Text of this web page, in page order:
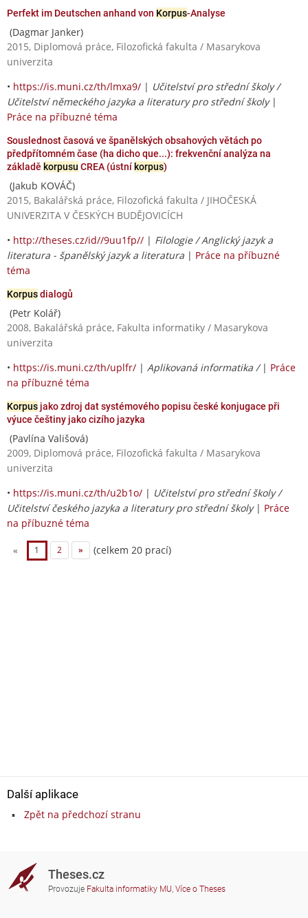
Perfekt im Deutschen anhand von Korpus-Analyse
(Dagmar Janker)
2015, Diplomová práce, Filozofická fakulta / Masarykova
univerzita
• https://is.muni.cz/th/lmxa9/ | Učitelství pro střední školy /
Učitelství německého jazyka a literatury pro střední školy|
Práce na příbuzné téma
Souslednost časová ve španělských obsahových větách po
předpřítomném čase (ha dicho que...): frekvenční analýza na
základě korpusu CREA (ústní korpus)
(Jakub KOVÁČ)
2015, Bakalářská práce, Filozofická fakulta / JIHOČESKÁ
UNIVERZITA V ČESKÝCH BUDĚJOVICÍCH
• http://theses.cz/id//9uu1fp// | Filologie / Anglický jazyk a
literatura - španělský jazyk a literatura | Práce na příbuzné
téma
Korpusdialogů
(Petr Kolář)
2008, Bakalářská práce, Fakulta informatiky / Masarykova
univerzita
• https://is.muni.cz/th/uplfr/ | Aplikovaná informatika / | Práce
na příbuzné téma
Korpus jako zdroj dat systémového popisu české konjugace při
výuce češtiny jako cizího jazyka
(Pavlína Vališová)
2009, Diplomová práce, Filozofická fakulta / Masarykova
univerzita
• https://is.muni.cz/th/u2b1o/ | Učitelství pro střední školy /
Učitelství českého jazyka a literatury pro střední školy| Práce
na příbuzné téma
« 1 2 » (celkem 20 prací)
Další aplikace
Zpět na předchozí stranu
Theses.cz
Provozuje Fakulta informatiky MU, Více o Theses